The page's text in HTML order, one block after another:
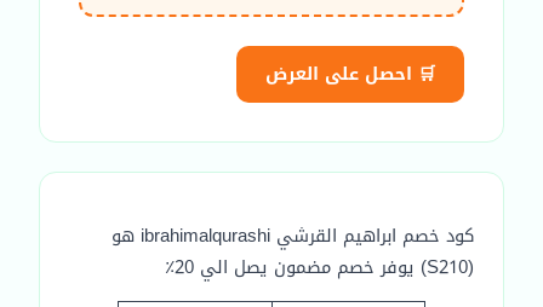
🛒 احصل على العرض
كود خصم ابراهيم القرشي ibrahimalqurashi هو
(S210) يوفر خصم مضمون يصل الي 20٪